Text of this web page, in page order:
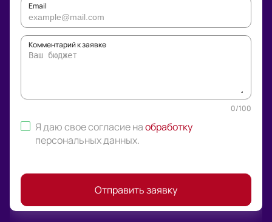
Email
Комментарий к заявке
0/100
Я даю свое согласие наобработку
персональных данных.
Отправить заявку